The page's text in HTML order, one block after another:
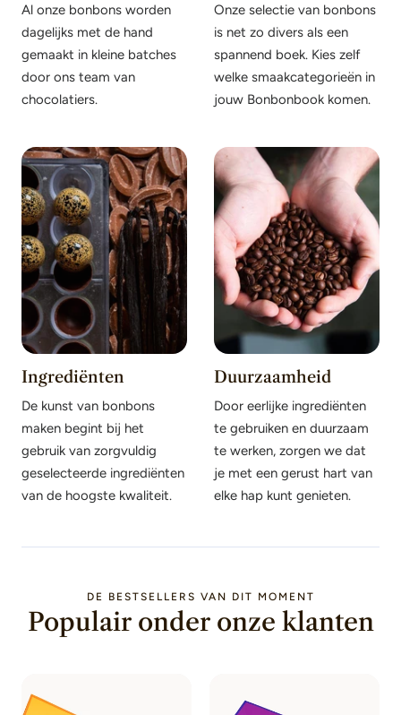
Al onze bonbons worden
dagelijks met de hand
gemaakt in kleine batches
door ons team van
chocolatiers.
Onze selectie van bonbons
is net zo divers als een
spannend boek. Kies zelf
welke smaakcategorieën in
jouw Bonbonbook komen.
Ingrediënten
De kunst van bonbons
maken begint bij het
gebruik van zorgvuldig
geselecteerde ingrediënten
van de hoogste kwaliteit.
Duurzaamheid
Door eerlijke ingrediënten
te gebruiken en duurzaam
te werken, zorgen we dat
je met een gerust hart van
elke hap kunt genieten.
DE BESTSELLERS VAN DIT MOMENT
Populair onder onze klanten